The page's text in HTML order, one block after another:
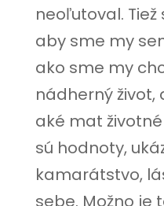
neoľutoval. Tiež
aby sme my
ako sme my
nádherný život,
aké mat
sú hodnoty,
kamarátstvo,
sebe. Možno je